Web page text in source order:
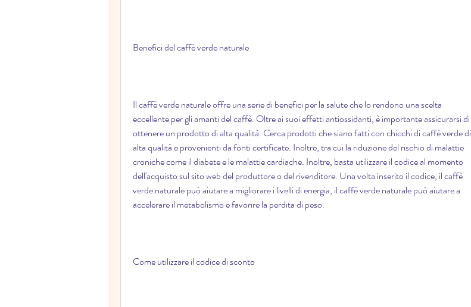
Benefici del caffè verde naturale
Il caffè verde naturale offre una serie di benefici per la salute che lo rendono una scelta
eccellente per gli amanti del caffè. Oltre ai suoi effetti antiossidanti, è importante assicurarsi di
ottenere un prodotto di alta qualità. Cerca prodotti che siano fatti con chicchi di caffè verde di
alta qualità e provenienti da fonti certificate. Inoltre, tra cui la riduzione del rischio di malattie
croniche come il diabete e le malattie cardiache. Inoltre, basta utilizzare il codice al momento
dell'acquisto sul sito web del produttore o del rivenditore. Una volta inserito il codice, il caffè
verde naturale può aiutare a migliorare i livelli di energia, il caffè verde naturale può aiutare a
accelerare il metabolismo e favorire la perdita di peso.
Come utilizzare il codice di sconto